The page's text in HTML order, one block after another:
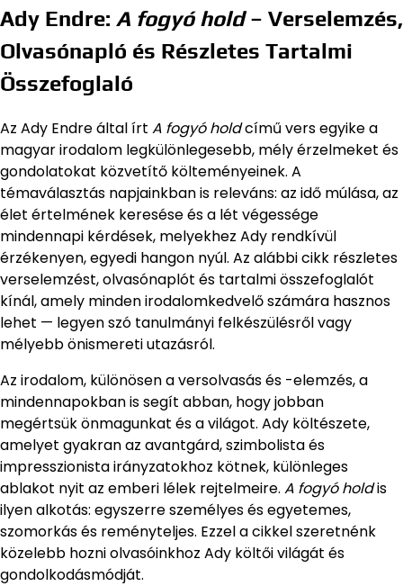
Ady Endre: A fogyó hold– Verselemzés,
Olvasónapló és Részletes Tartalmi
Összefoglaló
Az Ady Endre által írt A fogyó holdcímű vers egyike a
magyar irodalom legkülönlegesebb, mély érzelmeket és
gondolatokat közvetítő költeményeinek. A
témaválasztás napjainkban is releváns: az idő múlása, az
élet értelmének keresése és a lét végessége
mindennapi kérdések, melyekhez Ady rendkívül
érzékenyen, egyedi hangon nyúl. Az alábbi cikk részletes
verselemzést, olvasónaplót és tartalmi összefoglalót
kínál, amely minden irodalomkedvelő számára hasznos
lehet — legyen szó tanulmányi felkészülésről vagy
mélyebb önismereti utazásról.
Az irodalom, különösen a versolvasás és -elemzés, a
mindennapokban is segít abban, hogy jobban
megértsük önmagunkat és a világot. Ady költészete,
amelyet gyakran az avantgárd, szimbolista és
impresszionista irányzatokhoz kötnek, különleges
ablakot nyit az emberi lélek rejtelmeire. A fogyó holdis
ilyen alkotás: egyszerre személyes és egyetemes,
szomorkás és reményteljes. Ezzel a cikkel szeretnénk
közelebb hozni olvasóinkhoz Ady költői világát és
gondolkodásmódját.